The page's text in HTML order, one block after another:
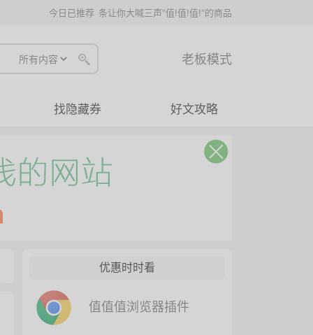
今日已推荐 条让你大喊三声"值!值!值!"的商品
老板模式
找隐藏券 好文攻略
优惠时时看
值值值浏览器插件